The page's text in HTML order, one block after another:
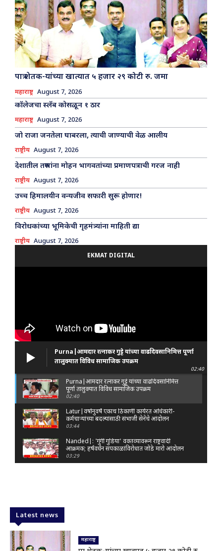
पात्र शेतक-यांच्या खात्यात ५ हजार २९ कोटी रु. जमा
महाराष्ट्र August 7, 2026
कॉलेजचा स्लॅब कोसळून १ ठार
महाराष्ट्र August 7, 2026
जो राजा जनतेला घाबरला, त्याची जाण्याची वेळ आलीय
राष्ट्रीय August 7, 2026
देशातील तरुणांना मोहन भागवतांच्या प्रमाणपत्राची गरज नाही
राष्ट्रीय August 7, 2026
उच्च हिमालयीन वन्यजीव सफारी सुरू होणार!
राष्ट्रीय August 7, 2026
विरोधकांच्या भूमिकेची गृहमंत्र्यांना माहिती द्या
राष्ट्रीय August 7, 2026
EKMAT DIGITAL
Purna|आमदार रत्नाकर गुट्टे यांच्या वाढदिवसानिमित्त पूर्णा
तालुक्यात विविध सामाजिक उपक्रम
02:40
Purna|आमदार रत्नाकर गुट्टे यांच्या वाढदिवसानिमित्त
पूर्णा तालुक्यात विविध सामाजिक उपक्रम
02:40
Latur|वर्षानुवर्षे एकाच ठिकाणी कार्यरत अधिकारी-
कर्मचाऱ्यांच्या बदल्यांसाठी संभाजी सेनेचे आंदोलन
03:44
Nanded|: 'गुंगी गुडिया' वक्तव्यावरून राष्ट्रवादी
आक्रमक; हर्षवर्धन सपकाळांविरोधात जोडे मारो आंदोलन
03:29
Latur|नांदेड–बिदर महामार्गावरील सिमेंट रस्त्याला मोठ्या
भेगा; अपघाताचा धोका
00:59
Latest news
महाराष्ट्र